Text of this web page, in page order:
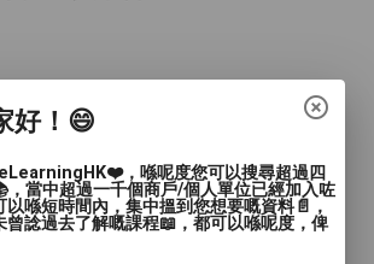
對象：
斗數了解人性
數多年，但依然不得要領的朋
帶有其他術數根基；對玄學有
好！😄
，喺呢度您可以搜尋超過四
，當中超過一千個商戶/個人單位已經加入咗
喺短時間內，集中搵到您想要嘅資料📄，
曾諗過去了解嘅課程📖，都可以喺呢度，俾